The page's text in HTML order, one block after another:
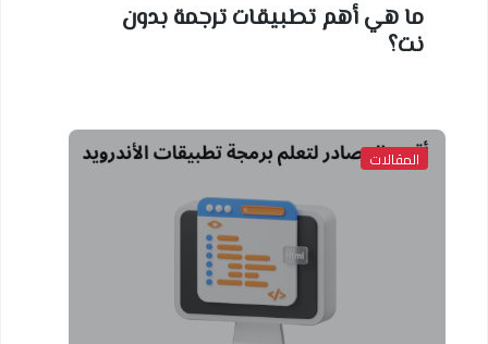
ما هي أهم تطبيقات ترجمة بدون
نت؟
المقالات